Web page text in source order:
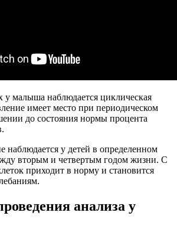
у малыша наблюдается циклическая
имеет место при периодическом
до состояния нормы процента
наблюдается у детей в определенном
вторым и четвертым годом жизни. С
приходит в норму и становится
анализа у